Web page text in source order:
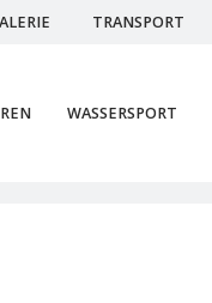
TRANSPORT
WASSERSPORT